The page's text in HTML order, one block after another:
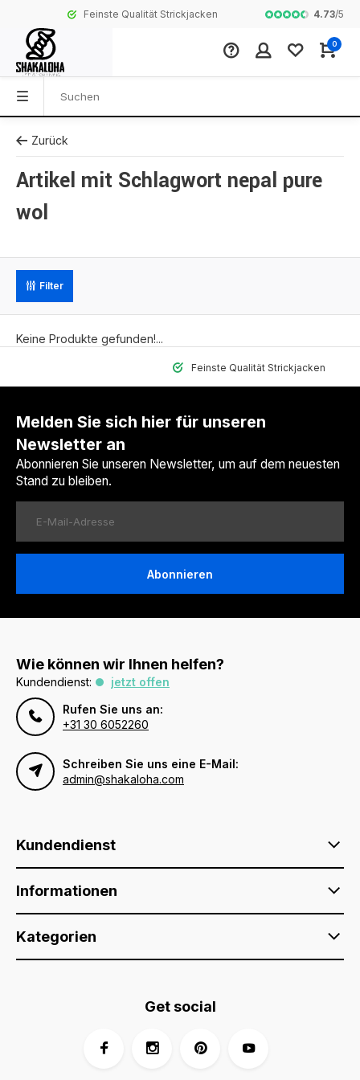
Feinste Qualität Strickjacken Komplette
4.73/5
0
Zurück
Artikel mit Schlagwort nepal pure
wol
Filter
Keine Produkte gefunden!...
Feinste Qualität Strickjacken
Melden Sie sich hier für unseren
Newsletter an
Abonnieren Sie unseren Newsletter, um auf dem neuesten
Stand zu bleiben.
Abonnieren
Wie können wir Ihnen helfen?
Kundendienst:
jetzt offen
Rufen Sie uns an:
+31 30 6052260
Schreiben Sie uns eine E-Mail:
admin@shakaloha.com
Kundendienst
Informationen
Kategorien
Get social